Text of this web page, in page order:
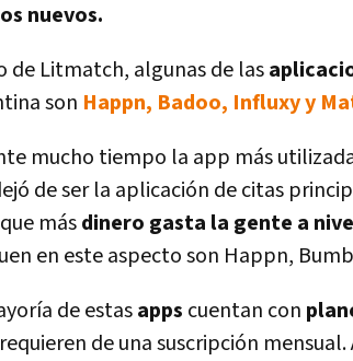
nuevos.
de Litmatch, algunas de las
son Happn, Badoo, Influxy y
mucho tiempo la app más
de ser la aplicación de citas
másdinero gasta la gente a
en este aspecto son Happn,
de estasapps cuentan con
de una suscripción